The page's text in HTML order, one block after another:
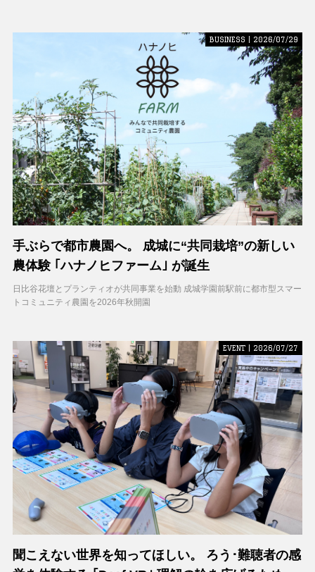
BUSINESS | 2026/07/29
手ぶらで都市農園へ。 成城に“共同栽培”の新しい
農体験 ｢ハナノヒファーム｣ が誕生
日比谷花壇とプランティオが共同事業を始動 成城学園前駅前に都市型スマー
トコミュニティ農園を2026年秋開園
EVENT | 2026/07/27
聞こえない世界を知ってほしい。 ろう･難聴者の感